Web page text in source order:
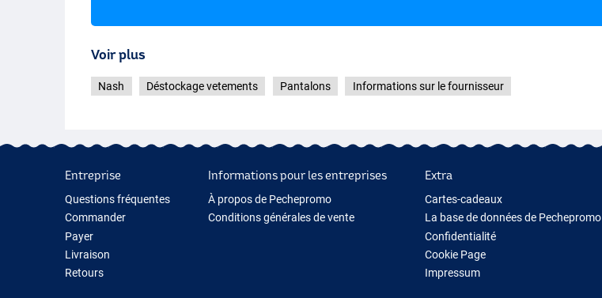
Voir plus
Nash Déstockage vetements Pantalons Informations sur le fournisseur
Entreprise
Questions fréquentes
Commander
Payer
Livraison
Retours
Informations pour les entreprises
À propos de Pechepromo
Conditions générales de vente
Extra
Cartes-cadeaux
La base de données de Pechepromo
Confidentialité
Cookie Page
Impressum